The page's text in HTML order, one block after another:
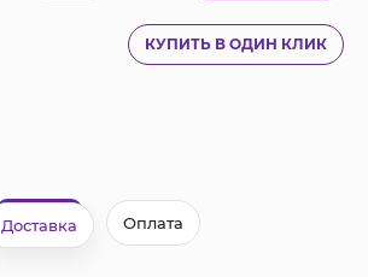
КУПИТЬ В ОДИН КЛИК
Доставка Оплата